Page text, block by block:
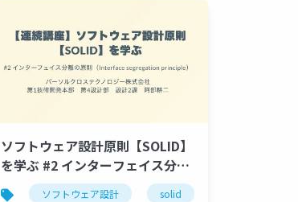
依存性逆転の原則
ソフトウェア設計原則【SOLID】
を学ぶ #2 インターフェイス分離
の原則 ソフトウェア設計 solid